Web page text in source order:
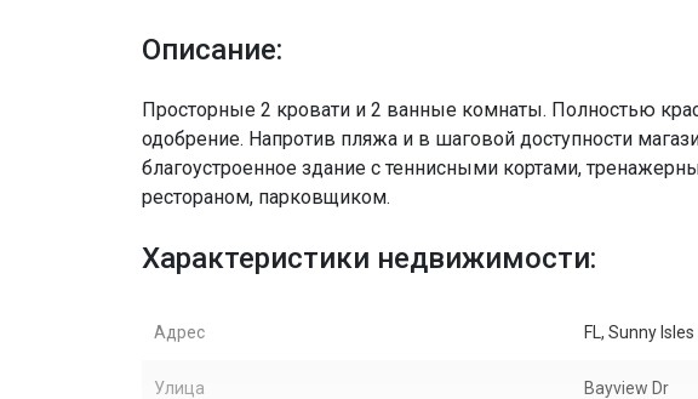
Описание:
Просторные 2 кровати и 2 ванные комнаты. Полностью
одобрение. Напротив пляжа и в шаговой доступности
благоустроенное здание с теннисными кортами,
рестораном, парковщиком.
Характеристики недвижимости:
Адрес FL, Sunny
Улица Bayview Dr